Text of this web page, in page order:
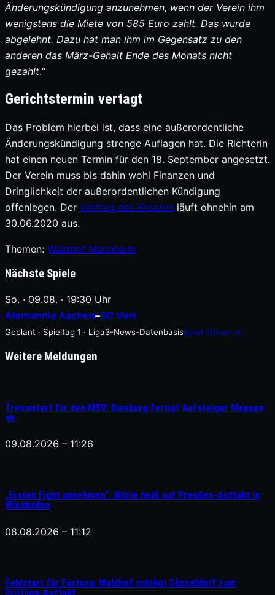
Änderungskündigung anzunehmen, wenn der Verein ihm
wenigstens die Miete von 585 Euro zahlt. Das wurde
abgelehnt. Dazu hat man ihm im Gegensatz zu den
anderen das März-Gehalt Ende des Monats nicht
gezahlt.“
Gerichtstermin vertagt
Das Problem hierbei ist, dass eine außerordentliche
Änderungskündigung strenge Auflagen hat. Die Richterin
hat einen neuen Termin für den 18. September angesetzt.
Der Verein muss bis dahin wohl Finanzen und
Dringlichkeit der außerordentlichen Kündigung
offenlegen. Der Vertrag des Kroaten läuft ohnehin am
30.06.2020 aus.
Themen: Waldhof Mannheim
Nächste Spiele
So. · 09.08. · 19:30 Uhr
Alemannia Aachen–SC Verl
Geplant · Spieltag 1 · Liga3-News-DatenbasisSpiel öffnen →
Weitere Meldungen
Traumstart für den MSV: Duisburg fertigt Aufsteiger Meppen
ab
09.08.2026 – 11:26
„Ersten Fight annehmen“: Wörle heiß auf Preußen-Auftakt in
Wiesbaden
08.08.2026 – 11:12
Fehlstart für Fortuna: Waldhof schlägt Düsseldorf zum